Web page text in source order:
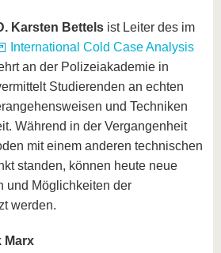
Karsten Bettels ist Leiter des im
International Cold Case Analysis
an der Polizeiakademie in
Studierenden an echten
und Techniken
Während in der Vergangenheit
mit einem anderen technischen
standen, können heute neue
und Möglichkeiten der
werden.
Marx